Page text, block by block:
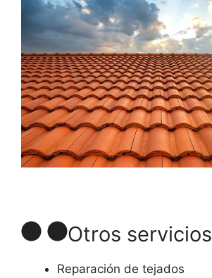
Otros servicios
Reparación de tejados